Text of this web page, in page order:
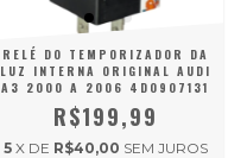
RELÉ DO TEMPORIZADOR DA
LUZ INTERNA ORIGINAL AUDI
A3 2000 A 2006 4D0907131
R$199,99
5 X DE R$40,00 SEM JUROS